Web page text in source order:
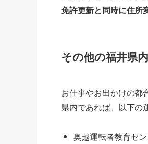
免許更新と同時に住所
その他の福井県
お仕事やお出かけの都
県内であれば、以下の
奥越運転者教育セン